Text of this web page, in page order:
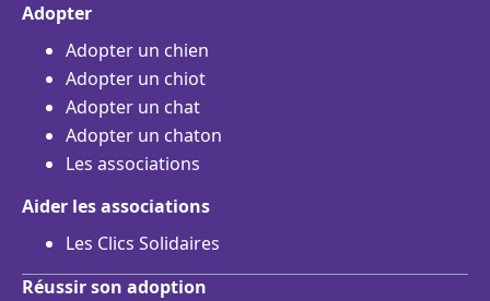
Adopter
Adopter un chien
Adopter un chiot
Adopter un chat
Adopter un chaton
Les associations
Aider les associations
Les Clics Solidaires
Réussir son adoption